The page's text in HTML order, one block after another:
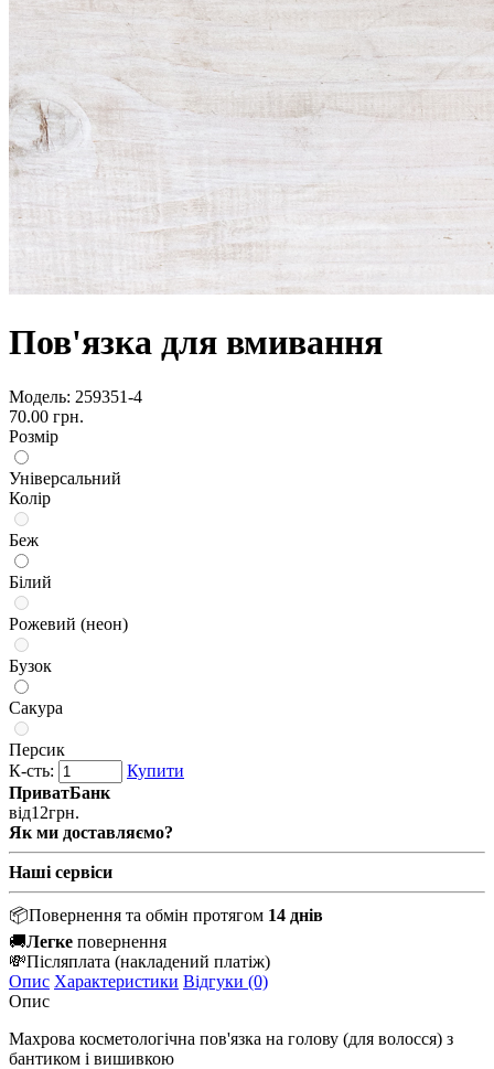
Пов'язка для вмивання
Модель: 259351-4
70.00 грн.
Розмір
Універсальний
Колір
Беж
Білий
Рожевий (неон)
Бузок
Сакура
Персик
К-сть:
Купити
ПриватБанк
від12грн.
Як ми доставляємо?
Наші сервіси
📦Повернення та обмін протягом 14 днів
🚚Легке повернення
💸Післяплата (накладений платіж)
Опис Характеристики Відгуки (0)
Опис
Махрова косметологічна пов'язка на голову (для волосся) з
бантиком і вишивкою